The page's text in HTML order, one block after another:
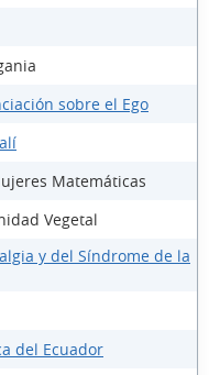
sobre el Ego
Matemáticas
Vegetal
y del Síndrome de la
del Ecuador